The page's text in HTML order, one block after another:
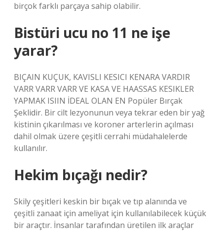
birçok farklı parçaya sahip olabilir.
Bistüri ucu no 11 ne işe
yarar?
BIÇAIN KUÇUK, KAVISLI KESICI KENARA VARDIR
VARR VARR VARR VE KASA VE HAASSAS KESIKLER
YAPMAK ISIIN İDEAL OLAN EN Popüler Bırçak
Şeklidir. Bir cilt lezyonunun veya tekrar eden bir yağ
kistinin çıkarılması ve koroner arterlerin açılması
dahil olmak üzere çeşitli cerrahi müdahalelerde
kullanılır.
Hekim bıçağı nedir?
Skily çeşitleri keskin bir bıçak ve tıp alanında ve
çeşitli zanaat için ameliyat için kullanılabilecek küçük
bir araçtır. İnsanlar tarafından üretilen ilk araçlar